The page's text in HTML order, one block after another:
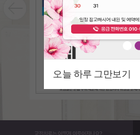
오늘 하루 그만보기